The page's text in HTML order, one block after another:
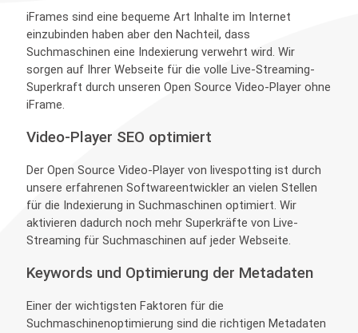
iFrames sind eine bequeme Art Inhalte im Internet
einzubinden haben aber den Nachteil, dass
Suchmaschinen eine Indexierung verwehrt wird. Wir
sorgen auf Ihrer Webseite für die volle Live-Streaming-
Superkraft durch unseren Open Source Video-Player ohne
iFrame.
Video-Player SEO optimiert
Der Open Source Video-Player von livespotting ist durch
unsere erfahrenen Softwareentwickler an vielen Stellen
für die Indexierung in Suchmaschinen optimiert. Wir
aktivieren dadurch noch mehr Superkräfte von Live-
Streaming für Suchmaschinen auf jeder Webseite.
Keywords und Optimierung der Metadaten
Einer der wichtigsten Faktoren für die
Suchmaschinenoptimierung sind die richtigen Metadaten